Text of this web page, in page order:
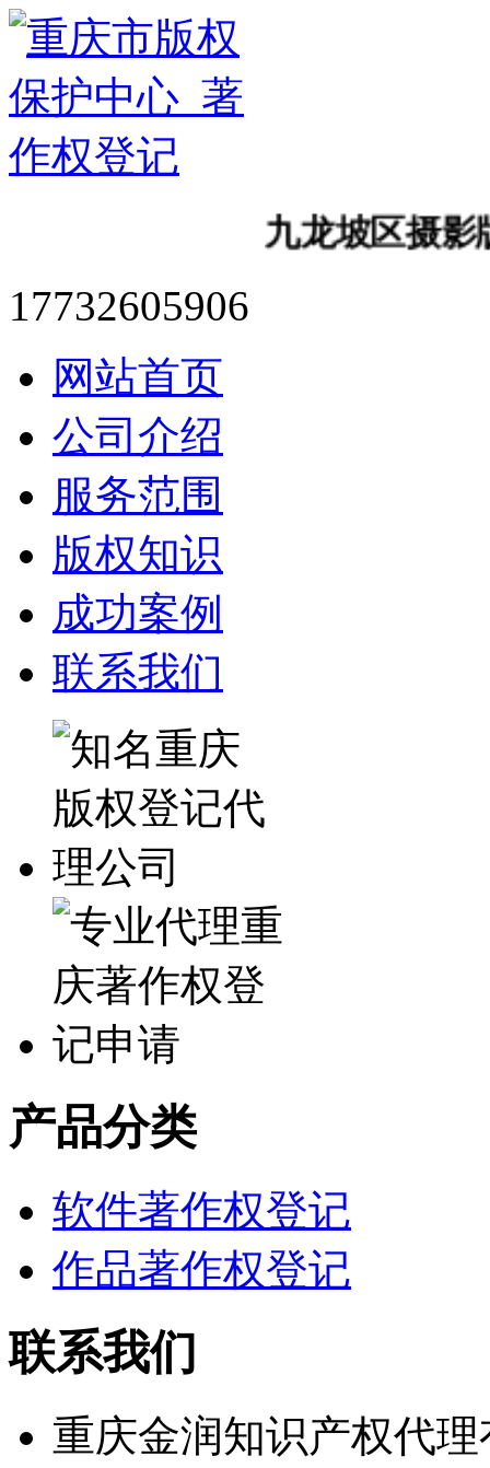
九龙坡区摄影版
17732605906
网站首页
公司介绍
服务范围
版权知识
成功案例
联系我们
产品分类
软件著作权登记
作品著作权登记
联系我们
重庆金润知识产权代